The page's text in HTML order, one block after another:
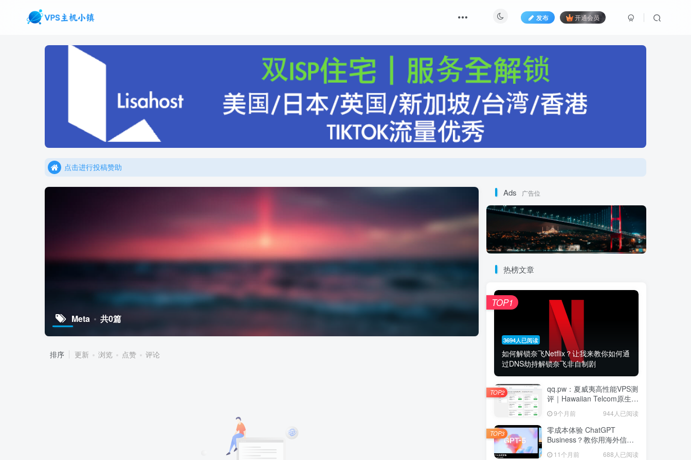
发布 开通会员
点击进行投稿赞助
点击加入官方TG频道/聊天群
点击进行投稿赞助
点击加入官方TG频道/聊天群
Meta 共0篇
排序 更新 浏览 点赞 评论
Ads 广告位
热榜文章
3694人已阅读
如何解锁奈飞Netflix？让我来教你如何通
过DNS劫持解锁奈飞非自制剧
TOP1
qq.pw：夏威夷高性能VPS测
评｜Hawaiian Telcom原生家
宽IP节点，Ryzen 9 7940HS
八核强劲性能与跨太平洋网
络延迟深度解析
9个月前 944人已阅读
TOP2
零成本体验 ChatGPT
Business？教你用海外信用
卡白嫖首月
11个月前 688人已阅读
TOP3